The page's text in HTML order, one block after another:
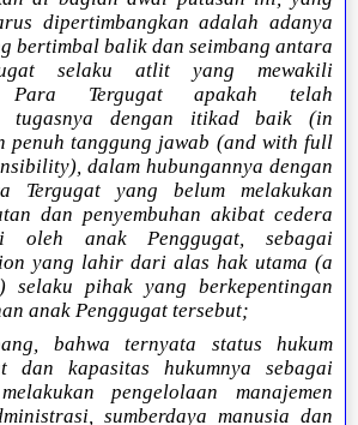
dipertimbangkan adalah adanya
bertimbal balik dan seimbang antara
selaku atlit yang mewakili
Para Tergugat apakah telah
tugasnya dengan itikad baik (in
penuh tanggung jawab (and with full
dalam hubungannya dengan
Tergugat yang belum melakukan
dan penyembuhan akibat cedera
oleh anak Penggugat, sebagai
yang lahir dari alas hak utama (a
selaku pihak yang berkepentingan
anak Penggugat tersebut;
bahwa ternyata status hukum
dan kapasitas hukumnya sebagai
pengelolaan manajemen
sumberdaya manusia dan